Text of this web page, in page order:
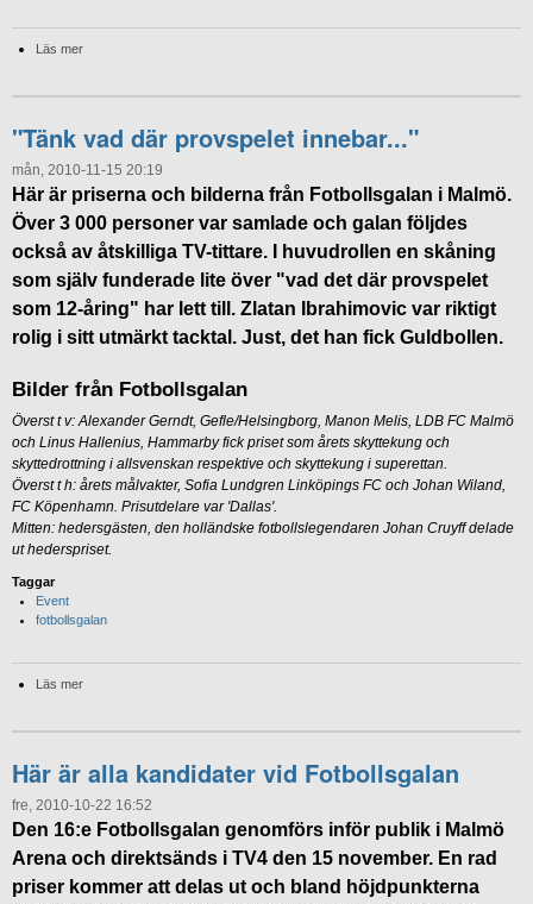
Läs mer
"Tänk vad där provspelet innebar..."
mån, 2010-11-15 20:19
Här är priserna och bilderna från Fotbollsgalan i Malmö.
Över 3 000 personer var samlade och galan följdes
också av åtskilliga TV-tittare. I huvudrollen en skåning
som själv funderade lite över "vad det där provspelet
som 12-åring" har lett till. Zlatan Ibrahimovic var riktigt
rolig i sitt utmärkt tacktal. Just, det han fick Guldbollen.
Bilder från Fotbollsgalan
Överst t v: Alexander Gerndt, Gefle/Helsingborg, Manon Melis, LDB FC Malmö
och Linus Hallenius, Hammarby fick priset som årets skyttekung och
skyttedrottning i allsvenskan respektive och skyttekung i superettan.
Överst t h: årets målvakter, Sofia Lundgren Linköpings FC och Johan Wiland,
FC Köpenhamn. Prisutdelare var 'Dallas'.
Mitten: hedersgästen, den holländske fotbollslegendaren Johan Cruyff delade
ut hederspriset.
Taggar
Event
fotbollsgalan
Läs mer
Här är alla kandidater vid Fotbollsgalan
fre, 2010-10-22 16:52
Den 16:e Fotbollsgalan genomförs inför publik i Malmö
Arena och direktsänds i TV4 den 15 november. En rad
priser kommer att delas ut och bland höjdpunkterna